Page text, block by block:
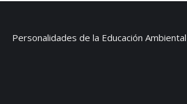
Personalidades de la Educación Ambiental